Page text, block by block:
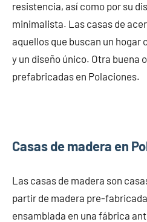
resistencia, así como por su
minimalista. Las casas de
aquellos que buscan un hogar
y un diseño único. Otra buena
prefabricadas en Polaciones.
Casas de madera en
Las casas de madera son
partir de madera pre-
ensamblada en una fábrica